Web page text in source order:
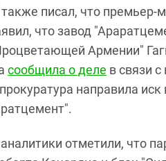
писал, что премьер-
что завод
Армении"
сообщила о деле в связи
направила
отметили, что